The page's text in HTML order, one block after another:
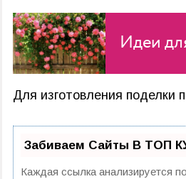
Идеи
Для изготовления поделки
Забиваем Сайты В ТОП
Каждая ссылка анализируется